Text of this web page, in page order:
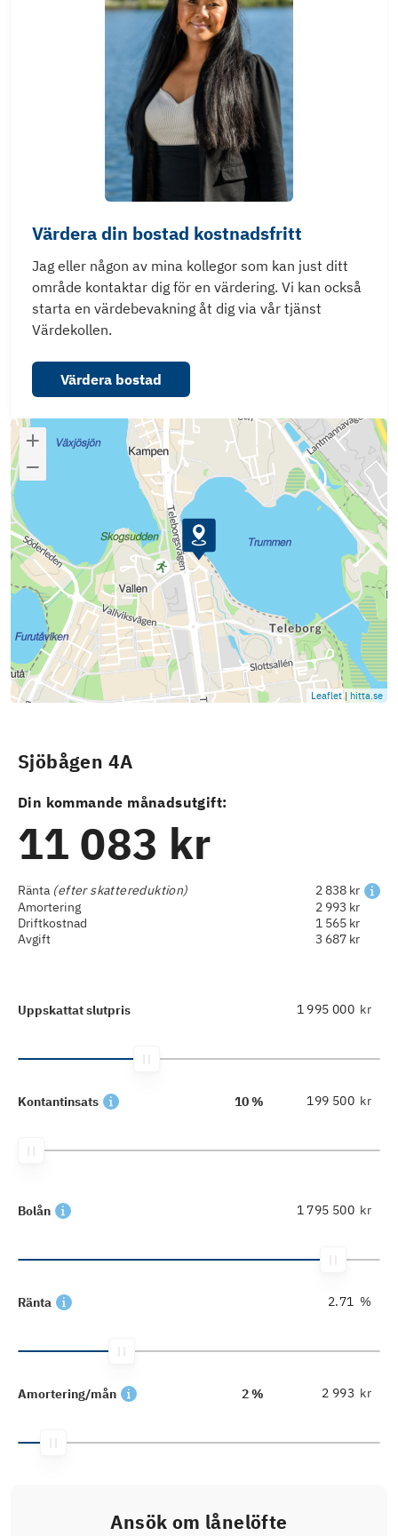
Värdera din bostad kostnadsfritt
Jag eller någon av mina kollegor som kan just ditt
område kontaktar dig för en värdering. Vi kan också
starta en värdebevakning åt dig via vår tjänst
Värdekollen.
Värdera bostad
Leaflet | hitta.se
Sjöbågen 4A
Din kommande månadsutgift:
11 083 kr
Ränta (efter skattereduktion)
2 838 kr
Amortering
2 993 kr
Driftkostnad
1 565 kr
Avgift
3 687 kr
Uppskattat slutpris kr
Kontantinsats 10 % kr
Bolån kr
Ränta %
Amortering/mån 2 % kr
Ansök om lånelöfte